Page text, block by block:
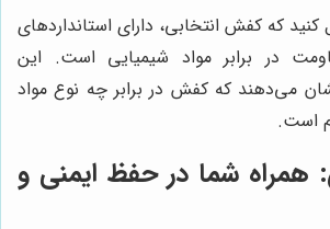
که کفش انتخابی، دارای استانداردهای
در برابر مواد شیمیایی است. این
می‌دهند که کفش در برابر چه نوع مواد
است.
: همراه شما در حفظ ایمنی و